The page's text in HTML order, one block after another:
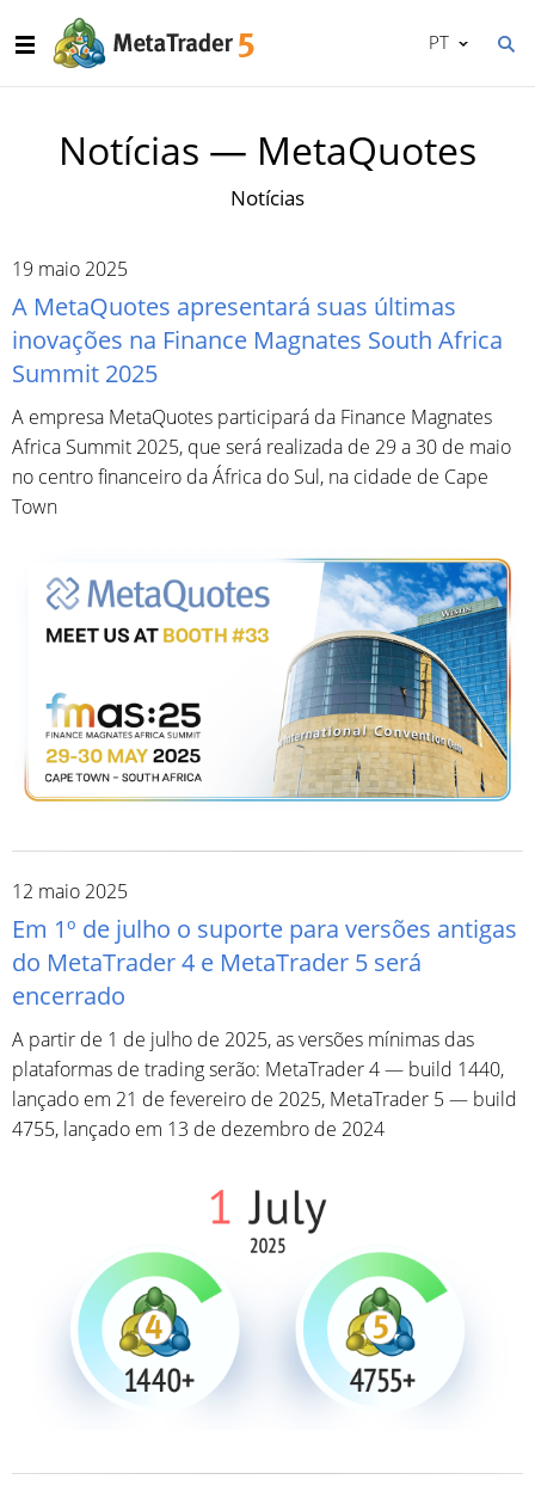
PT
Notícias — MetaQuotes
Notícias
19 maio 2025
A MetaQuotes apresentará suas últimas
inovações na Finance Magnates South Africa
Summit 2025
A empresa MetaQuotes participará da Finance Magnates
Africa Summit 2025, que será realizada de 29 a 30 de maio
no centro financeiro da África do Sul, na cidade de Cape
Town
12 maio 2025
Em 1º de julho o suporte para versões antigas
do MetaTrader 4 e MetaTrader 5 será
encerrado
A partir de 1 de julho de 2025, as versões mínimas das
plataformas de trading serão: MetaTrader 4 — build 1440,
lançado em 21 de fevereiro de 2025, MetaTrader 5 — build
4755, lançado em 13 de dezembro de 2024